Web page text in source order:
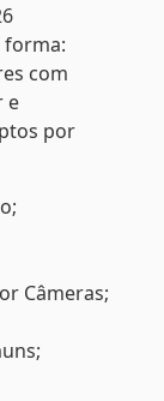
forma:
com
e
por
Câmeras;